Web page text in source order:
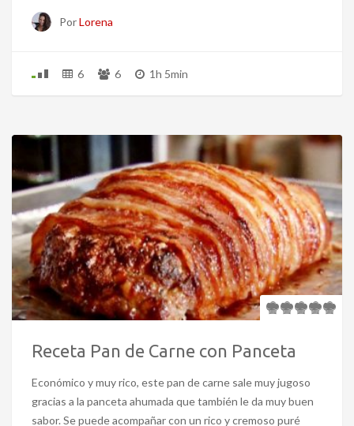
PorLorena
6 6 1h 5min
Receta Pan de Carne con Panceta
Económico y muy rico, este pan de carne sale muy jugoso
gracias a la panceta ahumada que también le da muy buen
sabor. Se puede acompañar con un rico y cremoso puré